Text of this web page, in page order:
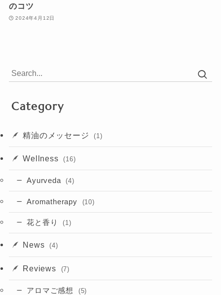
のコツ
2024年4月12日
Category
精油のメッセージ (1)
Wellness (16)
Ayurveda (4)
Aromatherapy (10)
花と香り (1)
News (4)
Reviews (7)
アロマご感想 (5)